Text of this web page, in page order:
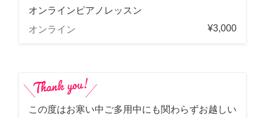
オンラインピアノレッスン
オンライン
¥3,000
この度はお寒い中ご多用中にも関わらずお越しい